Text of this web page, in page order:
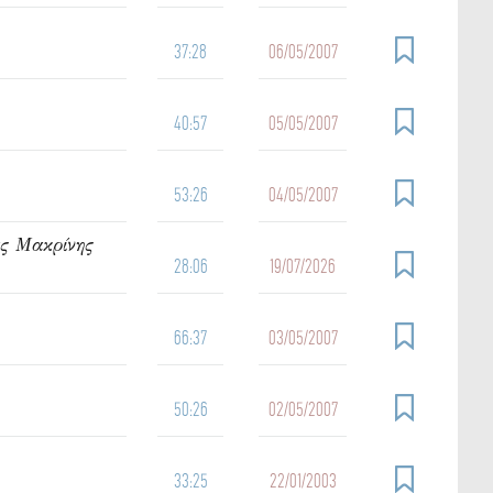
37:28 06/05/2007
40:57 05/05/2007
53:26 04/05/2007
Μακρίνης
28:06
19/07/2026
66:37 03/05/2007
50:26 02/05/2007
33:25 22/01/2003